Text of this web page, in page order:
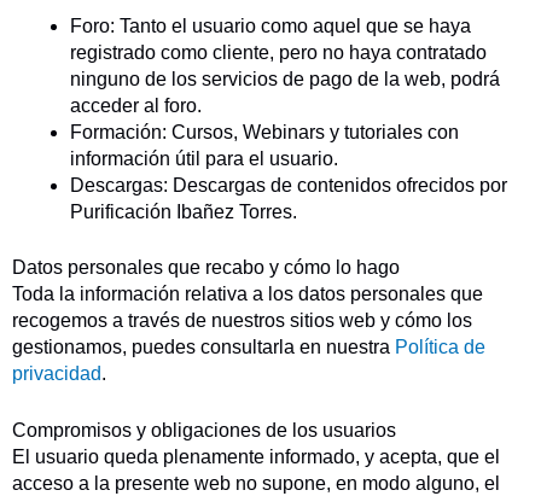
Foro: Tanto el usuario como aquel que se haya
registrado como cliente, pero no haya contratado
ninguno de los servicios de pago de la web, podrá
acceder al foro.
Formación: Cursos, Webinars y tutoriales con
información útil para el usuario.
Descargas: Descargas de contenidos ofrecidos por
Purificación Ibañez Torres.
Datos personales que recabo y cómo lo hago
Toda la información relativa a los datos personales que
recogemos a través de nuestros sitios web y cómo los
gestionamos, puedes consultarla en nuestra Política de
privacidad.
​Compromisos y obligaciones de los usuarios
El usuario queda plenamente informado, y acepta, que el
acceso a la presente web no supone, en modo alguno, el